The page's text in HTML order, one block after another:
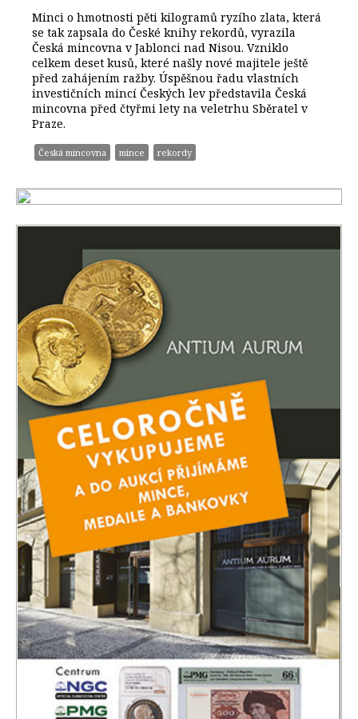
Minci o hmotnosti pěti kilogramů ryzího zlata, která
se tak zapsala do České knihy rekordů, vyrazila
Česká mincovna v Jablonci nad Nisou. Vzniklo
celkem deset kusů, které našly nové majitele ještě
před zahájením ražby. Úspěšnou řadu vlastních
investičních mincí Českých lev představila Česká
mincovna před čtyřmi lety na veletrhu Sběratel v
Praze.
Česká mincovna mince rekordy